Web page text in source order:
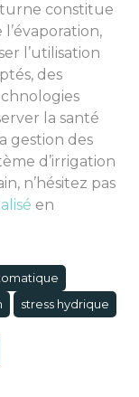
constitue
l’utilisation
des
la santé
gestion des
d’irrigation
n’hésitez pas
en
stress hydrique